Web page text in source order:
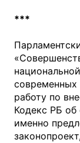
***
современных
работу по
Кодекс РБ об
именно